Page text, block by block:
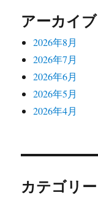
アーカイブ
2026年8月
2026年7月
2026年6月
2026年5月
2026年4月
カテゴリー